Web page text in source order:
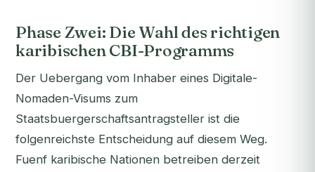
Phase Zwei: Die Wahl des richtigen
karibischen CBI-Programms
Der Uebergang vom Inhaber eines Digitale-
Nomaden-Visums zum
Staatsbuergerschaftsantragsteller ist die
folgenreichste Entscheidung auf diesem Weg.
Fuenf karibische Nationen betreiben derzeit